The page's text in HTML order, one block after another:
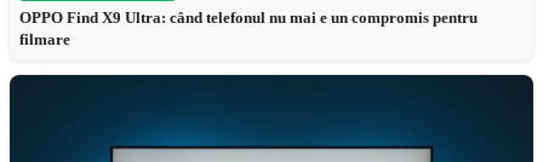
OPPO Find X9 Ultra: când telefonul nu mai e un compromis pentru
filmare